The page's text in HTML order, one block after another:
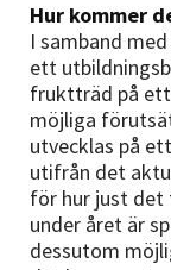
Hur kommer
I samband
ett
fruktträd på
möjliga
utvecklas på
utifrån det
för hur just det
under året är
dessutom